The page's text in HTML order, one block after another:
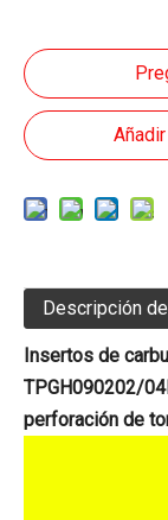
Descripción
Insertos de
TPGH090202/
perforación de